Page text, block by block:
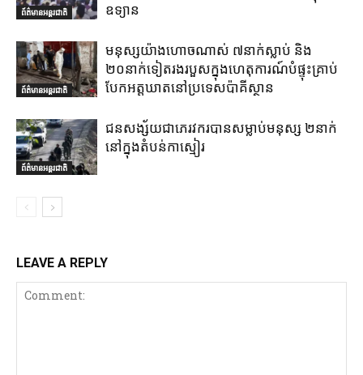
ព័ត៌មានអន្តរជាតិ
ឧទ្យាន
ព័ត៌មានអន្តរជាតិ
មនុស្សយ៉ាងហោចណាស់ ៧នាក់ស្លាប់ និង
២០នាក់ទៀតរងរបួសក្នុងហេតុការណ៍បំផ្ទុះគ្រាប់
បែកអត្តឃាតនៅប្រទេសប៉ាគីស្ថាន
ព័ត៌មានអន្តរជាតិ
ជនសង្ស័យជាភេរវករបានសម្លាប់មនុស្ស ២នាក់
នៅក្នុងតំបន់កាស្មៀរ
LEAVE A REPLY